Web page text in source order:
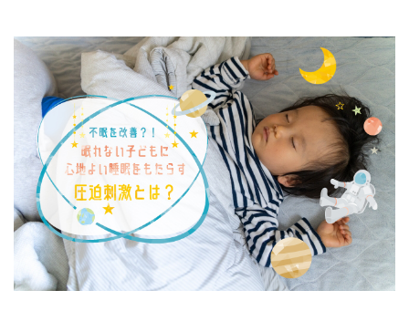
短期入所（ショートステイ）施設
パルク ルポ
保育所等訪問支援 /
居宅訪問型児童発達支援
パルク プラス
よくあるご質問